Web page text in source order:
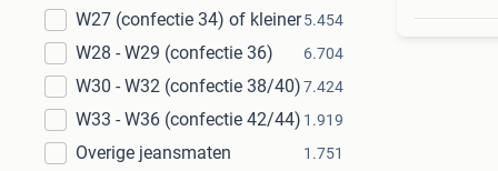
W27 (confectie 34) of kleiner5.454
W28 - W29 (confectie 36) 6.704
W30 - W32 (confectie 38/40)7.424
W33 - W36 (confectie 42/44) 1.919
Overige jeansmaten 1.751